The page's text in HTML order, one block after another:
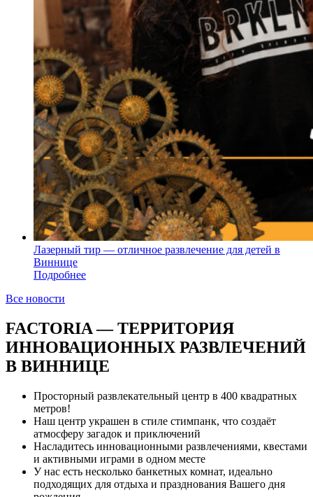
Лазерный тир — отличное развлечение для детей в
Виннице
Подробнее
Все новости
FACTORIA — ТЕРРИТОРИЯ
ИННОВАЦИОННЫХ РАЗВЛЕЧЕНИЙ
В ВИННИЦЕ
Просторный развлекательный центр в 400 квадратных
метров!
Наш центр украшен в стиле стимпанк, что создаёт
атмосферу загадок и приключений
Насладитесь инновационными развлечениями, квестами
и активными играми в одном месте
У нас есть несколько банкетных комнат, идеально
подходящих для отдыха и празднования Вашего дня